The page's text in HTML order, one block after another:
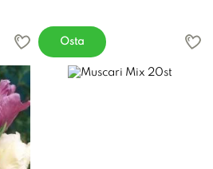
Osta